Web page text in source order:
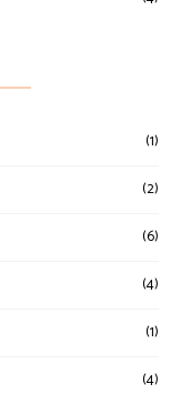
(1)
(2)
(6)
(4)
(1)
(4)